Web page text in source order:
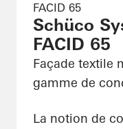
FACID 65
Schüco
FACID 65
Façade textile
gamme de
La notion de